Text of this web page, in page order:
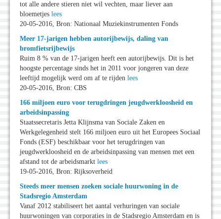
tot alle andere stieren niet wil vechten, maar liever aan
bloemetjes lees
20-05-2016, Bron: Nationaal Muziekinstrumenten Fonds
Meer 17-jarigen hebben autorijbewijs, daling van
bromfietsrijbewijs
Ruim 8 % van de 17-jarigen heeft een autorijbewijs. Dit is het
hoogste percentage sinds het in 2011 voor jongeren van deze
leeftijd mogelijk werd om af te rijden lees
20-05-2016, Bron: CBS
166 miljoen euro voor terugdringen jeugdwerkloosheid en
arbeidsinpassing
Staatssecretaris Jetta Klijnsma van Sociale Zaken en
Werkgelegenheid stelt 166 miljoen euro uit het Europees Sociaal
Fonds (ESF) beschikbaar voor het terugdringen van
jeugdwerkloosheid en de arbeidsinpassing van mensen met een
afstand tot de arbeidsmarkt lees
19-05-2016, Bron: Rijksoverheid
Steeds meer mensen zoeken sociale huurwoning in de
Stadsregio Amsterdam
Vanaf 2012 stabiliseert het aantal verhuringen van sociale
huurwoningen van corporaties in de Stadsregio Amsterdam en is